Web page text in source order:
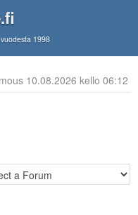
1998
10.08.2026 kello 06:12